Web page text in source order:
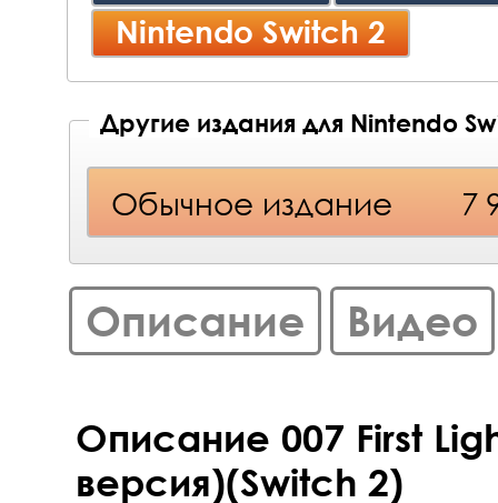
Nintendo Switch 2
Другие издания для Nintendo
Обычное издание 7
Описание Видео
Описание 007 First
версия)(Switch 2)